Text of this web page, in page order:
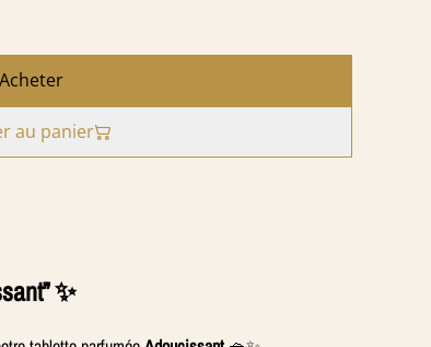
Acheter
au panier
✨